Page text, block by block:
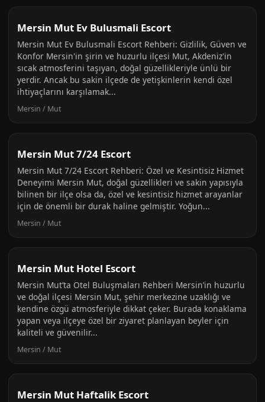
Mersin Mut Ev Bulusmali Escort
Mersin Mut Ev Bulusmali Escort Rehberi: Gizlilik, Güven ve
Konfor Mersin'in şirin ve huzurlu ilçesi Mut, Akdeniz'in
sıcak atmosferini taşıyan, doğal güzellikleriyle ünlü bir
yerdir. Ancak bu sakin ilçede de yetişkinlerin kendi özel
ihtiyaçlarını karşılamak...
Mersin / Mut
Mersin Mut 7/24 Escort
Mersin Mut 7/24 Escort Rehberi: Özel ve Kesintisiz Hizmet
Deneyimi Mersin Mut, doğal güzellikleri ve sakin yapısıyla
bilinen bir ilçe olsa da, özel ve kesintisiz hizmet arayanlar
için de önemli bir durak haline gelmiştir. Yoğun...
Mersin / Mut
Mersin Mut Hotel Escort
Mersin Mut’ta Otel Buluşmaları Rehberi Mersin’in huzurlu
ve doğal ilçesi Mersin Mut, şehir merkezine uzaklığı ve
kendine özgü atmosferiyle dikkat çeker. Burada konaklama
yapan veya ilçeye özel bir ziyaret planlayan beyler için
kaliteli ve güvenilir...
Mersin / Mut
Mersin Mut Haftalik Escort